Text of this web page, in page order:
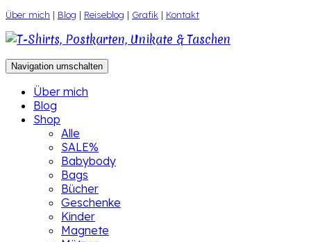
Zum
Inhalt
springen
Über mich | Blog | Reiseblog | Grafik | Kontakt
Navigation umschalten
Über mich
Blog
Shop
Alle
SALE%
Babybody
Bags
Bücher
Geschenke
Kinder
Magnete